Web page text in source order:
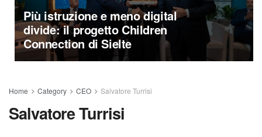
Più istruzione e meno digital
divide: il progetto Children
Connection di Sielte
Home Category CEO Salvatore Turrisi
Salvatore Turrisi